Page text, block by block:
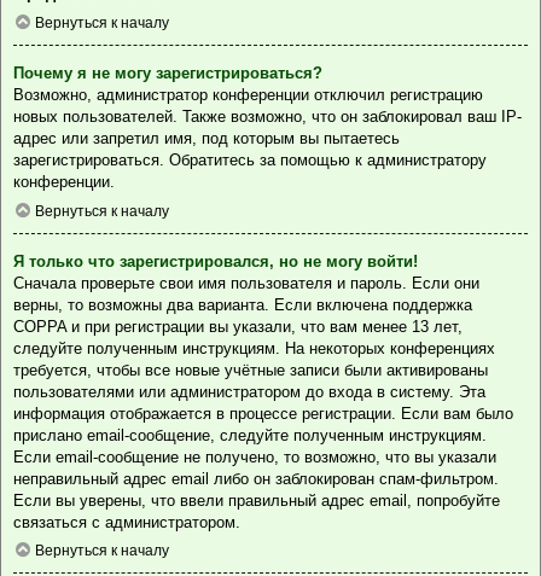
Вернуться к началу
Почему я не могу зарегистрироваться?
Возможно, администратор конференции отключил регистрацию
новых пользователей. Также возможно, что он заблокировал ваш IP-
адрес или запретил имя, под которым вы пытаетесь
зарегистрироваться. Обратитесь за помощью к администратору
конференции.
Вернуться к началу
Я только что зарегистрировался, но не могу войти!
Сначала проверьте свои имя пользователя и пароль. Если они
верны, то возможны два варианта. Если включена поддержка
COPPA и при регистрации вы указали, что вам менее 13 лет,
следуйте полученным инструкциям. На некоторых конференциях
требуется, чтобы все новые учётные записи были активированы
пользователями или администратором до входа в систему. Эта
информация отображается в процессе регистрации. Если вам было
прислано email-сообщение, следуйте полученным инструкциям.
Если email-сообщение не получено, то возможно, что вы указали
неправильный адрес email либо он заблокирован спам-фильтром.
Если вы уверены, что ввели правильный адрес email, попробуйте
связаться с администратором.
Вернуться к началу